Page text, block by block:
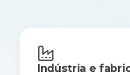
Indústria e